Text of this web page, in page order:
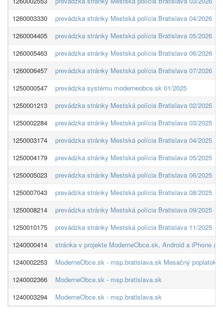
1260003330
prevádzka stránky Mestská polícia Bratislava 04/2026
1260004405
prevádzka stránky Mestská polícia Bratislava 05/2026
1260005463
prevádzka stránky Mestská polícia Bratislava 06/2026
1260006457
prevádzka stránky Mestská polícia Bratislava 07/2026
1250000547
prevádzka systému moderneobce.sk 01/2025
1250001213
prevádzka stránky Mestská polícia Bratislava 02/2025
1250002284
prevádzka stránky Mestská polícia Bratislava 03/2025
1250003174
prevádzka stránky Mestská polícia Bratislava 04/2025
1250004179
prevádzka stránky Mestská polícia Bratislava 05/2025
1250005023
prevádzka stránky Mestská polícia Bratislava 06/2025
1250007043
prevádzka stránky Mestská polícia Bratislava 08/2025
1250008214
prevádzka stránky Mestská polícia Bratislava 09/2025
1250010175
prevádzka stránky Mestská polícia Bratislava 11/2025
1240000414
stránka v projekte ModerneObce.sk, Android a iPhone
1240002253
ModerneObce.sk - msp.bratislava.sk Mesačný poplatok
1240002366
ModerneObce.sk - msp.bratislava.sk
1240003294
ModerneObce.sk - msp.bratislava.sk